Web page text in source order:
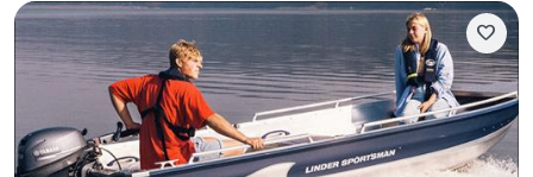
favorite